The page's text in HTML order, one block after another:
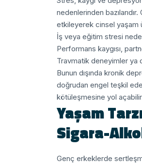
nedenlerinden
etkileyerek cinsel yaşam
İş veya eğitim stresi
Performans kaygısı,
Travmatik deneyimler ya
Bunun dışında kronik
doğrudan engel teşkil
kötüleşmesine yol
Yaşam
Sigara-
Genç erkeklerde